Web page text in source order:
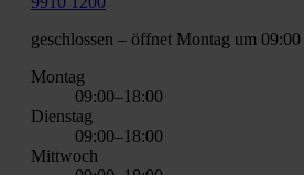
geschlos­sen – öff­net Mon­tag um
Mon­tag
09:00–18:00
Diens­tag
09:00–18:00
Mitt­woch